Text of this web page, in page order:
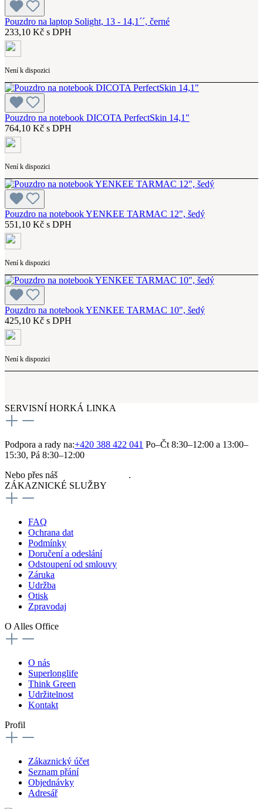
Pouzdro na laptop Solight, 13 - 14,1´´, černé
233,10 Kč s DPH
Není k dispozici
Pouzdro na notebook DICOTA PerfectSkin 14,1"
764,10 Kč s DPH
Není k dispozici
Pouzdro na notebook YENKEE TARMAC 12", šedý
551,10 Kč s DPH
Není k dispozici
Pouzdro na notebook YENKEE TARMAC 10", šedý
425,10 Kč s DPH
Není k dispozici
SERVISNÍ HORKÁ LINKA
Podpora a rady na:+420 388 422 041 Po–Čt 8:30–12:00 a 13:00–
15:30, Pá 8:30–12:00
Nebo přes náš
.
ZÁKAZNICKÉ SLUŽBY
FAQ
Ochrana dat
Podmínky
Doručení a odeslání
Odstoupení od smlouvy
Záruka
Udržba
Otisk
Zpravodaj
O Alles Office
O nás
Superlonglife
Think Green
Udržitelnost
Kontakt
Profil
Zákaznický účet
Seznam přání
Objednávky
Adresář